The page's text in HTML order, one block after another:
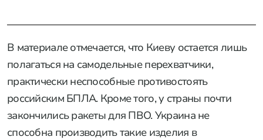
В материале отмечается, что Киеву остается лишь
полагаться на самодельные перехватчики,
практически неспособные противостоять
российским БПЛА. Кроме того, у страны почти
закончились ракеты для ПВО. Украина не
способна производить такие изделия в